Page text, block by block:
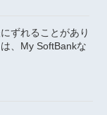
ずれることがあり
、My SoftBankな